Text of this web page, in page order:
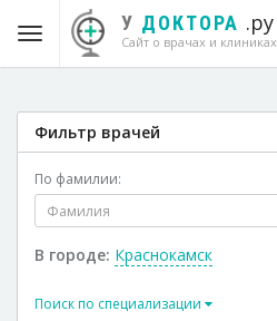
У ДОКТОРА .ру
Сайт о врачах и клиниках
Фильтр врачей
По фамилии:
В городе: Краснокамск
Поиск по специализации